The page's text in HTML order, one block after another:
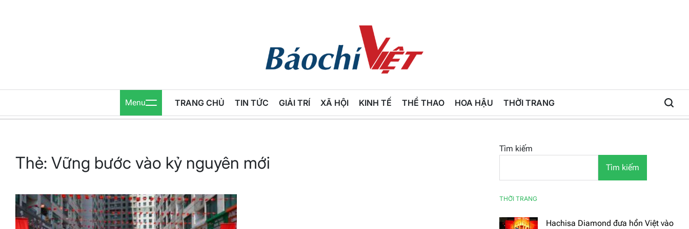
Chí
Việt
Menu TRANG CHỦ TIN TỨC GIẢI TRÍ XÃ HỘI KINH TẾ THỂ THAO HOA HẬU THỜI TRANG
Thẻ: Vững bước vào kỷ nguyên mới
Tìm kiếm
Tìm kiếm
THỜI TRANG
Hachisa Diamond đưa hồn Việt vào